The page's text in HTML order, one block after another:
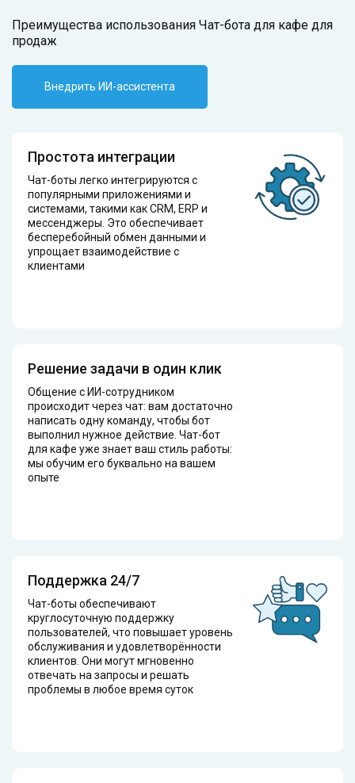
Преимущества использования Чат-бота для кафе для
продаж
Внедрить ИИ-ассистента
Простота интеграции
Чат-боты легко интегрируются с
популярными приложениями и
системами, такими как CRM, ERP и
мессенджеры. Это обеспечивает
бесперебойный обмен данными и
упрощает взаимодействие с
клиентами
Решение задачи в один клик
Общение с ИИ-сотрудником
происходит через чат: вам достаточно
написать одну команду, чтобы бот
выполнил нужное действие. Чат-бот
для кафе уже знает ваш стиль работы:
мы обучим его буквально на вашем
опыте
Поддержка 24/7
Чат-боты обеспечивают
круглосуточную поддержку
пользователей, что повышает уровень
обслуживания и удовлетворённости
клиентов. Они могут мгновенно
отвечать на запросы и решать
проблемы в любое время суток